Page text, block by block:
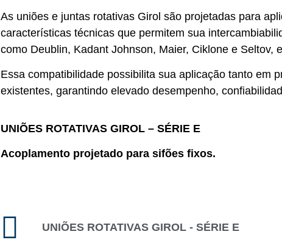
As uniões e juntas rotativas Girol são projetadas para
características técnicas que permitem sua
como Deublin, Kadant Johnson, Maier, Ciklone e Seltov,
Essa compatibilidade possibilita sua aplicação tanto em
existentes, garantindo elevado desempenho,
UNIÕES ROTATIVAS GIROL – SÉRIE E
Acoplamento projetado para sifões fixos.
UNIÕES ROTATIVAS GIROL - SÉRIE E